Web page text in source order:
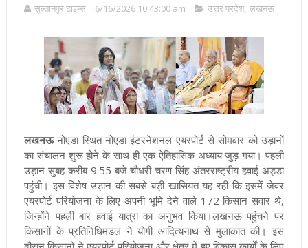
सुल्तानपुर टाइम्स 6/16/2026 10:43:00 am उत्तर प्रदेश, लखनऊ
लखनऊनोएडा स्थित नोएडा इंटरनेशनल एयरपोर्ट से सोमवार को उड़ानों
का संचालन शुरू होने के साथ ही एक ऐतिहासिक अध्याय जुड़ गया। पहली
उड़ान सुबह करीब 9:55 बजे चौधरी चरण सिंह अंतरराष्ट्रीय हवाई अड्डा
पहुंची। इस विशेष उड़ान की सबसे बड़ी खासियत यह रही कि इसमें जेवर
एयरपोर्ट परियोजना के लिए अपनी भूमि देने वाले 172 किसान सवार थे,
जिन्होंने पहली बार हवाई यात्रा का अनुभव किया।लखनऊ पहुंचने पर
किसानों के प्रतिनिधिमंडल ने योगी आदित्यनाथ से मुलाकात की। इस